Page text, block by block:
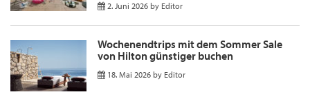
2. Juni 2026 by Editor
Wochenendtrips mit dem Sommer Sale
von Hilton günstiger buchen
18. Mai 2026 by Editor